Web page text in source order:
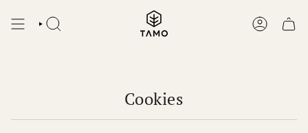
content
SEARCH ACCOUNT
Cookies